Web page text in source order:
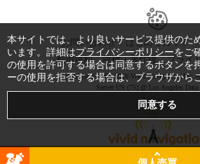
お問い合わせ はじめてガイド
利用規約
商標・著作権 プライ
Copyright © 1999-2026 Vivid Navigation, Inc.
Server US (75) @ Los Angeles Data
本サイトでは、より良いサービス提供のた
います。詳細はプライバシーポリシーをご
の使用を許可する場合は同意するボタンを
ーの使用を拒否する場合は、ブラウザから